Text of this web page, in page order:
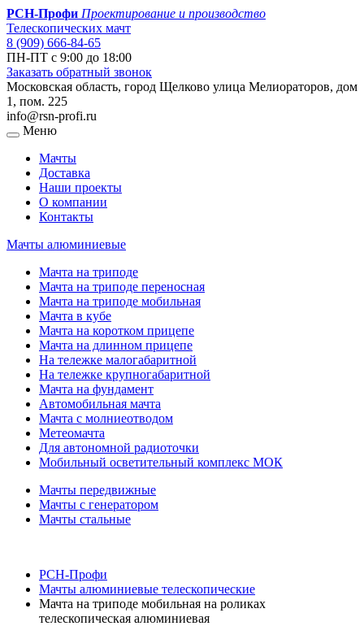
РСН-Профи Проектирование и производство
Телескопических мачт
8 (909) 666-84-65
ПН-ПТ с 9:00 до 18:00
Заказать обратный звонок
Московская область, город Щелково улица Мелиораторов, дом
1, пом. 225
info@rsn-profi.ru
Меню
Мачты
Доставка
Наши проекты
О компании
Контакты
Мачты алюминиевые
Мачта на триподе
Мачта на триподе переносная
Мачта на триподе мобильная
Мачта в кубе
Мачта на коротком прицепе
Мачта на длинном прицепе
На тележке малогабаритной
На тележке крупногабаритной
Мачта на фундамент
Автомобильная мачта
Мачта с молниеотводом
Метеомачта
Для автономной радиоточки
Мобильный осветительный комплекс МОК
Мачты передвижные
Мачты с генератором
Мачты стальные
РСН-Профи
Мачты алюминиевые телескопические
Мачта на триподе мобильная на роликах
телескопическая алюминиевая